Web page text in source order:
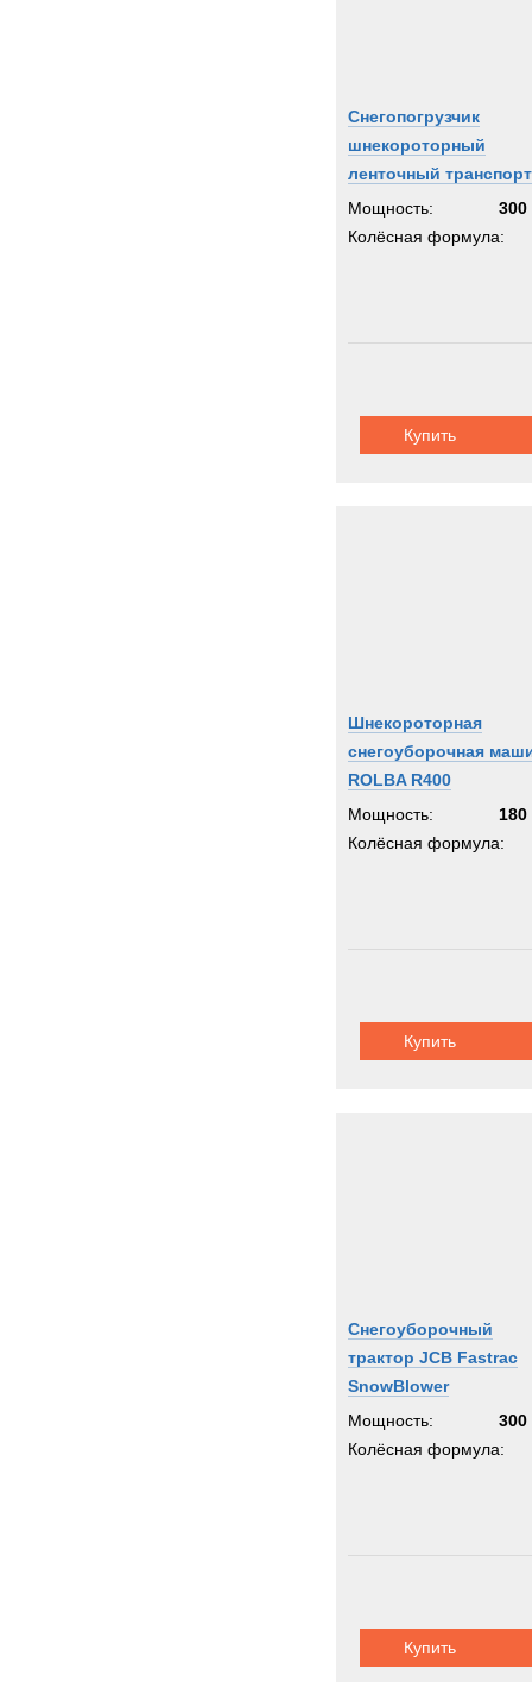
Снегопогрузчик
шнекороторный
ленточный
Мощность:
300
Колёсная формула:
Купить
Шнекороторная
снегоуборочная
ROLBA R400
Мощность:
180
Колёсная формула:
Купить
Снегоуборочный
трактор JCB Fastrac
SnowBlower
Мощность:
300
Колёсная формула:
Купить